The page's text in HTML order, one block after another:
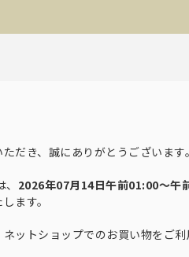
日傘：サイズ解説
ズ比較や機能の違いについて こち
だき、誠にありがとうございます。
2026年07月14日午前01:00～午
ます。
ットショップでのお買い物をご利